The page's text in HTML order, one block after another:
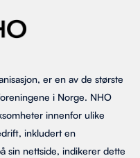
er en av de største
i Norge. NHO
innenfor ulike
inkludert en
sin nettside, indikerer dette